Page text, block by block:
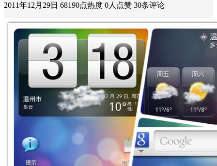
2011年12月29日 68190点热度 0人点赞 30条评论